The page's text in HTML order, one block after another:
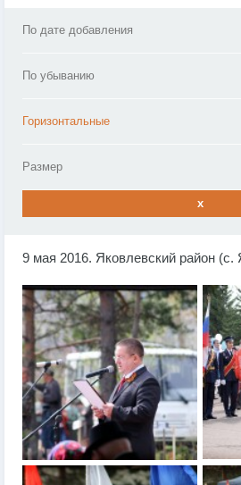
По дате добавления
По убыванию
Горизонтальные
Размер
x
9 мая 2016. Яковлевский район (с.